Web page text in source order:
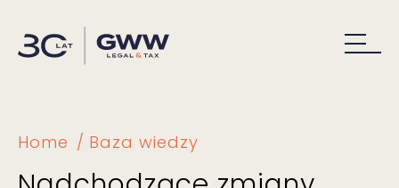
Home Baza wiedzy